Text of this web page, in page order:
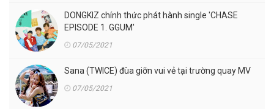
DONGKIZ chính thức phát hành single 'CHASE
EPISODE 1. GGUM'
07/05/2021
Sana (TWICE) đùa giỡn vui vẻ tại trường quay MV
07/05/2021